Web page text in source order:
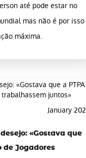
até pode estar no
mas não é por isso
máxima.
January
«Gostava que
de Jogadores